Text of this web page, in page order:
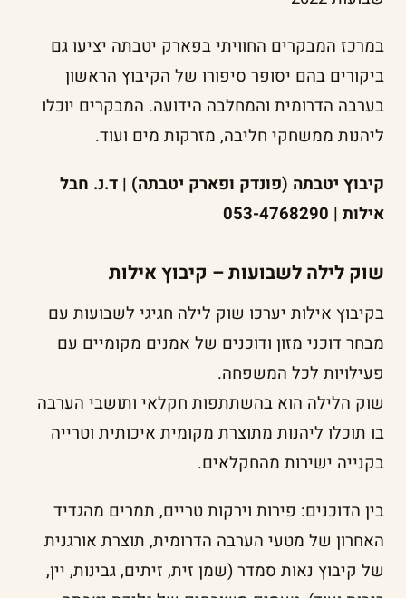
במרכז המבקרים החוויתי בפארק יטבתה יציעו גם
ביקורים בהם יסופר סיפורו של הקיבוץ הראשון
בערבה הדרומית והמחלבה הידועה. המבקרים יוכלו
ליהנות ממשחקי חליבה, מזרקות מים ועוד.
קיבוץ יטבתה (פונדק ופארק יטבתה) | ד.נ. חבל
אילות | 053-4768290
שוק לילה לשבועות – קיבוץ אילות
בקיבוץ אילות יערכו שוק לילה חגיגי לשבועות עם
מבחר דוכני מזון ודוכנים של אמנים מקומיים עם
פעילויות לכל המשפחה.
שוק הלילה הוא בהשתתפות חקלאי ותושבי הערבה
בו תוכלו ליהנות מתוצרת מקומית איכותית וטרייה
בקנייה ישירות מהחקלאים.
בין הדוכנים: פירות וירקות טריים, תמרים מהגדיד
האחרון של מטעי הערבה הדרומית, תוצרת אורגנית
של קיבוץ נאות סמדר (שמן זית, זיתים, גבינות, יין,